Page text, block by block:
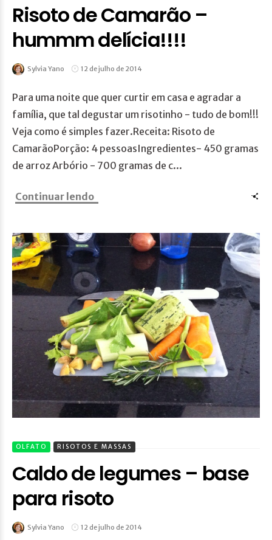
Risoto de Camarão –
hummm delícia!!!!
Sylvia Yano 12 de julho de 2014
Para uma noite que quer curtir em casa e agradar a
família, que tal degustar um risotinho - tudo de bom!!!
Veja como é simples fazer.Receita: Risoto de
CamarãoPorção: 4 pessoasIngredientes- 450 gramas
de arroz Arbório - 700 gramas de c...
Continuar lendo
OLFATO RISOTOS E MASSAS
Caldo de legumes – base
para risoto
Sylvia Yano 12 de julho de 2014